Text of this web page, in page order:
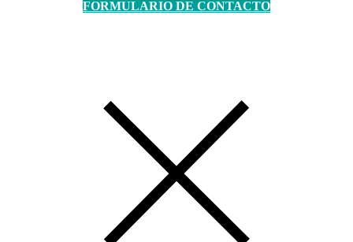
FORMULARIO DE CONTACTO